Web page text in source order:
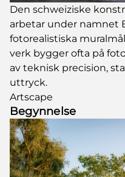
Den schweiziske
arbetar under namnet
fotorealistiska
verk bygger ofta på
av teknisk precision,
uttryck.
Artscape
Begynnelse